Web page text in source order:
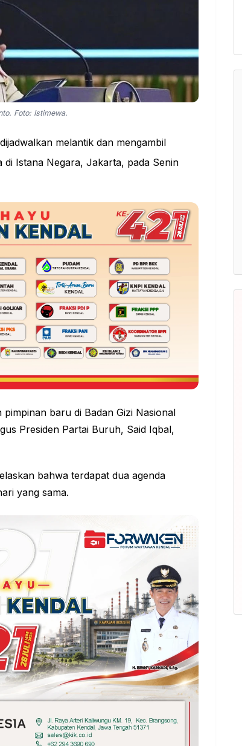
Foto: Istimewa.
melantik dan mengambil
Istana Negara, Jakarta, pada Senin
baru di Badan Gizi Nasional
Presiden Partai Buruh, Said Iqbal,
bahwa terdapat dua agenda
yang sama.